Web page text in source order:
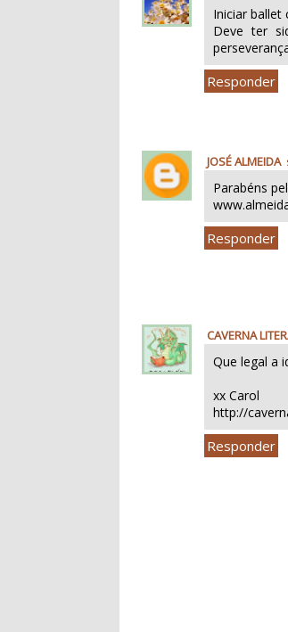
Iniciar
Deve ter
Responder
JOSÉ ALMEIDA
Parabéns
Responder
CAVERNA
Que legal a
xx Carol
http://
Responder